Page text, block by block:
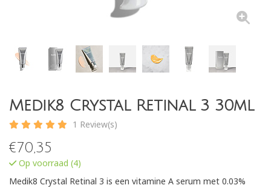
Medik8 Crystal Retinal 3 30ml
1 Review(s)
€70,35
Op voorraad (4)
Medik8 Crystal Retinal 3 is een vitamine A serum met 0.03%